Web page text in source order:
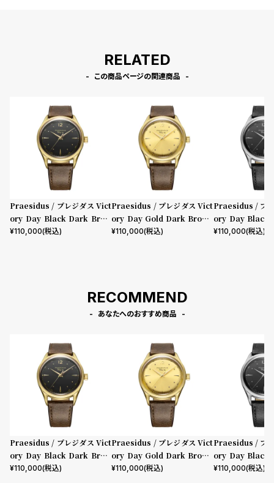
RELATED
この商品ページの関連商品
Praesidus / プレジダス Vict
ory Day Black Dark Brow
n Leather
¥110,000(税込)
Praesidus / プレジダス Vict
ory Day Gold Dark Brown
Leather
¥110,000(税込)
Praesidus / プ
ory Day Black
her
¥110,000(税込)
RECOMMEND
あなたへのおすすめ商品
Praesidus / プレジダス Vict
ory Day Black Dark Brow
n Leather
¥110,000(税込)
Praesidus / プレジダス Vict
ory Day Gold Dark Brown
Leather
¥110,000(税込)
Praesidus / プ
ory Day Black
her
¥110,000(税込)